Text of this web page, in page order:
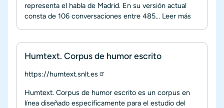
representa el habla de Madrid. En su versión actual
consta de 106 conversaciones entre 485... Leer más
Humtext. Corpus de humor escrito
https://humtext.snlt.es
Humtext. Corpus de humor escrito es un corpus en
línea diseñado específicamente para el estudio del